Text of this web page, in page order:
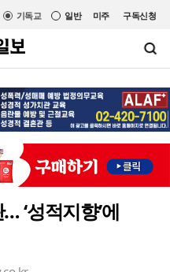
미주 구독신청
일반
기독교
‘성적지향’에